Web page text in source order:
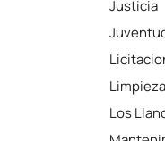
Justicia
Limpieza
Los